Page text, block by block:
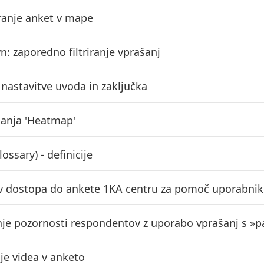
anket v mape
zaporedno filtriranje vprašanj
uvoda in zaključka
'Heatmap'
- definicije
dostopa do ankete 1KA centru za pomoč
pozornosti respondentov z uporabo vprašanj s
videa v anketo